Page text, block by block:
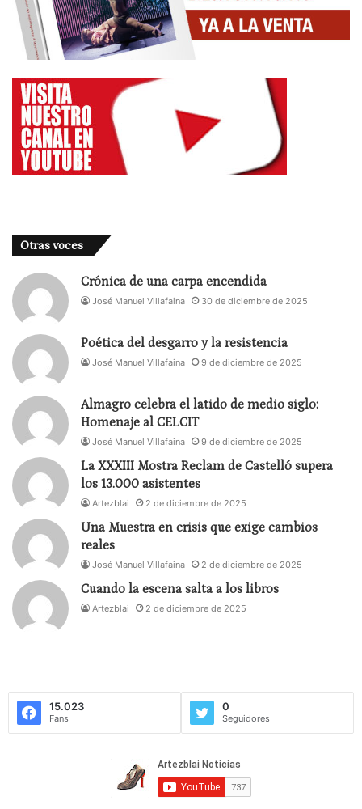
Dramaturgia: Ariana Harwicz, Érica Rivas y Marilú
Marini (adaptación de la novela homónima de
Ariana Harwicz)
Intérprete: Érica Rivas
Diseño de Iluminación: Iván Gierasinchuk
Cía. ‘Matáte, amor’ (Argentina)
Otras voces
Crónica de una carpa encendida
José Manuel Villafaina 30 de diciembre de 2025
Poética del desgarro y la resistencia
José Manuel Villafaina 9 de diciembre de 2025
Almagro celebra el latido de medio siglo:
Homenaje al CELCIT
José Manuel Villafaina 9 de diciembre de 2025
La XXXIII Mostra Reclam de Castelló supera
los 13.000 asistentes
Artezblai 2 de diciembre de 2025
Una Muestra en crisis que exige cambios
reales
José Manuel Villafaina 2 de diciembre de 2025
Cuando la escena salta a los libros
Artezblai 2 de diciembre de 2025
15.023
Fans
0
Seguidores